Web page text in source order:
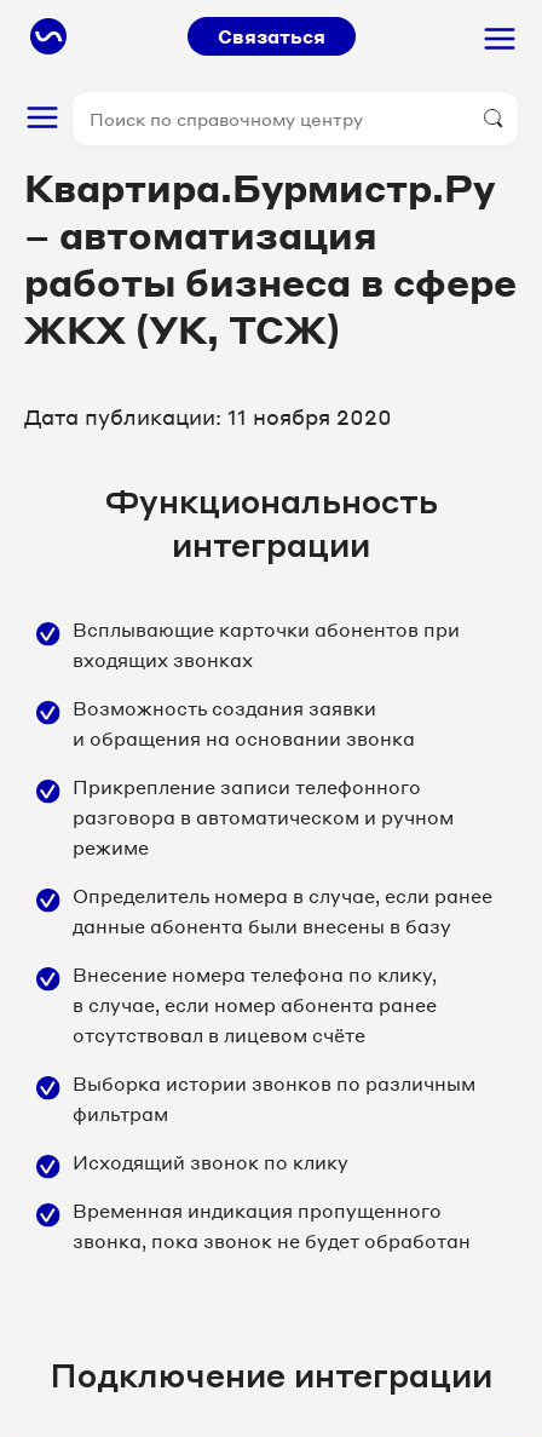
Связаться
Квартира.Бурмистр.Ру
– автоматизация
работы бизнеса в сфере
ЖКХ (УК, ТСЖ)
Дата публикации: 11 ноября 2020
Функциональность
интеграции
Всплывающие карточки абонентов при
входящих звонках
Возможность создания заявки
и обращения на основании звонка
Прикрепление записи телефонного
разговора в автоматическом и ручном
режиме
Определитель номера в случае, если ранее
данные абонента были внесены в базу
Внесение номера телефона по клику,
в случае, если номер абонента ранее
отсутствовал в лицевом счёте
Выборка истории звонков по различным
фильтрам
Исходящий звонок по клику
Временная индикация пропущенного
звонка, пока звонок не будет обработан
Подключение интеграции